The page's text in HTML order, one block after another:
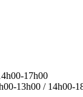
17h00
13h00 / 14h00-